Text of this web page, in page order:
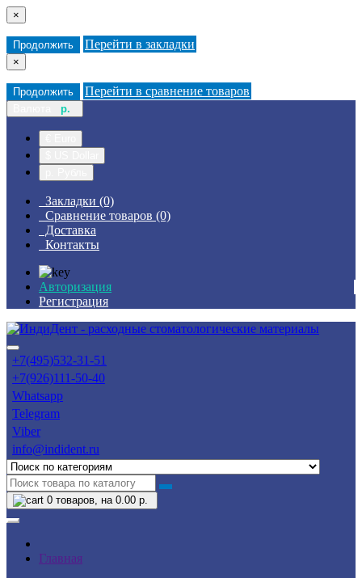
×
Продолжить Перейти в закладки
×
Продолжить Перейти в сравнение товаров
р.
Закладки (0)
Сравнение товаров (0)
Доставка
Контакты
Авторизация
Регистрация
+7(495)532-31-51
+7(926)111-50-40
Whatsapp
Telegram
Viber
info@indident.ru
0 товаров, на 0.00 р.
Главная